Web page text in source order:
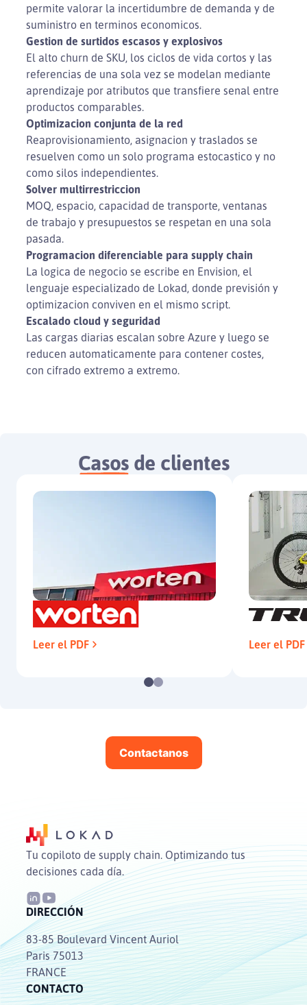
permite valorar la incertidumbre de demanda y de
suministro en terminos economicos.
Gestion de surtidos escasos y explosivos
El alto churn de SKU, los ciclos de vida cortos y las
referencias de una sola vez se modelan mediante
aprendizaje por atributos que transfiere senal entre
productos comparables.
Optimizacion conjunta de la red
Reaprovisionamiento, asignacion y traslados se
resuelven como un solo programa estocastico y no
como silos independientes.
Solver multirrestriccion
MOQ, espacio, capacidad de transporte, ventanas
de trabajo y presupuestos se respetan en una sola
pasada.
Programacion diferenciable para supply chain
La logica de negocio se escribe en Envision, el
lenguaje especializado de Lokad, donde previsión y
optimizacion conviven en el mismo script.
Escalado cloud y seguridad
Las cargas diarias escalan sobre Azure y luego se
reducen automaticamente para contener costes,
con cifrado extremo a extremo.
Casos de clientes
Leer el PDF Leer el PDF
Contactanos
Tu copiloto de supply chain. Optimizando tus
decisiones cada día.
DIRECCIÓN
83-85 Boulevard Vincent Auriol
Paris 75013
FRANCE
CONTACTO